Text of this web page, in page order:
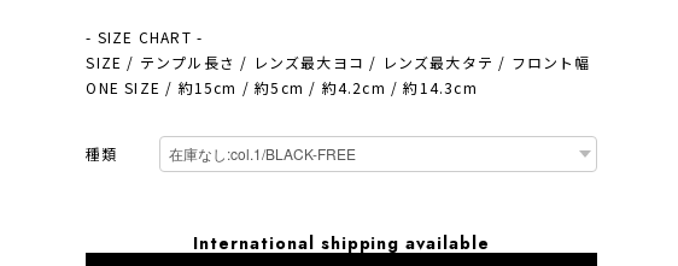
- SIZE CHART -
SIZE / テンプル長さ / レンズ最大ヨコ / レンズ最大タテ / フロント幅
ONE SIZE / 約15cm / 約5cm / 約4.2cm / 約14.3cm
種類
International shipping available